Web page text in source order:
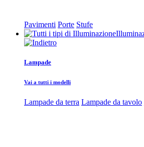
Pavimenti Porte Stufe
Lampade
Vai a tutti i modelli
Lampade da terra Lampade da tavolo